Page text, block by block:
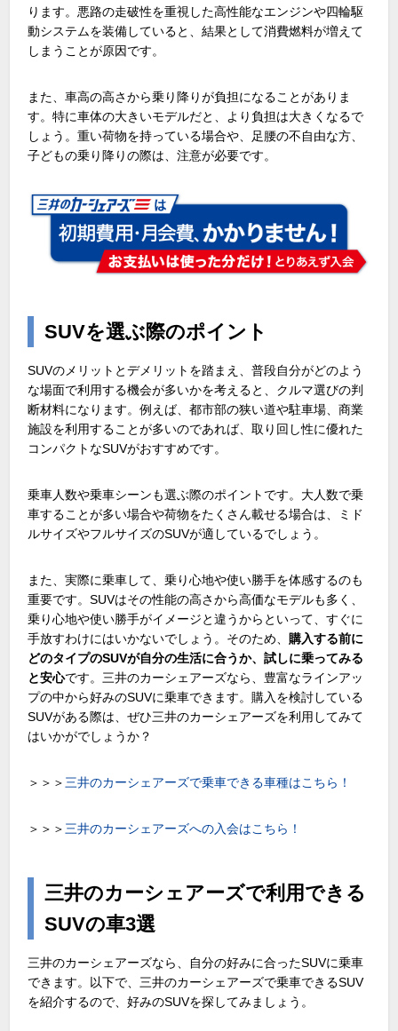
ります。悪路の走破性を重視した高性能なエンジンや四輪駆
動システムを装備していると、結果として消費燃料が増えて
しまうことが原因です。
また、車高の高さから乗り降りが負担になることがありま
す。特に車体の大きいモデルだと、より負担は大きくなるで
しょう。重い荷物を持っている場合や、足腰の不自由な方、
子どもの乗り降りの際は、注意が必要です。
SUVを選ぶ際のポイント
SUVのメリットとデメリットを踏まえ、普段自分がどのよう
な場面で利用する機会が多いかを考えると、クルマ選びの判
断材料になります。例えば、都市部の狭い道や駐車場、商業
施設を利用することが多いのであれば、取り回し性に優れた
コンパクトなSUVがおすすめです。
乗車人数や乗車シーンも選ぶ際のポイントです。大人数で乗
車することが多い場合や荷物をたくさん載せる場合は、ミド
ルサイズやフルサイズのSUVが適しているでしょう。
また、実際に乗車して、乗り心地や使い勝手を体感するのも
重要です。SUVはその性能の高さから高価なモデルも多く、
乗り心地や使い勝手がイメージと違うからといって、すぐに
手放すわけにはいかないでしょう。そのため、購入する前に
どのタイプのSUVが自分の生活に合うか、試しに乗ってみる
と安心です。三井のカーシェアーズなら、豊富なラインアッ
プの中から好みのSUVに乗車できます。購入を検討している
SUVがある際は、ぜひ三井のカーシェアーズを利用してみて
はいかがでしょうか？
＞＞＞ 三井のカーシェアーズで乗車できる車種はこちら！
＞＞＞ 三井のカーシェアーズへの入会はこちら！
三井のカーシェアーズで利用できる
SUVの車3選
三井のカーシェアーズなら、自分の好みに合ったSUVに乗車
できます。以下で、三井のカーシェアーズで乗車できるSUV
を紹介するので、好みのSUVを探してみましょう。